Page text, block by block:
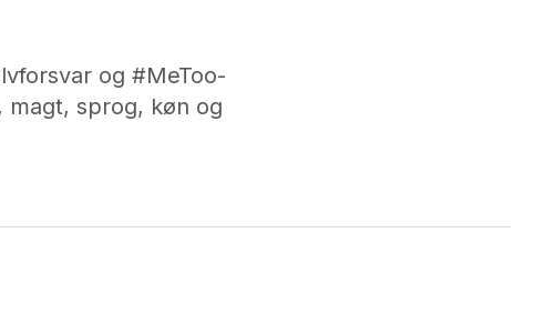
og #MeToo-
magt, sprog, køn og